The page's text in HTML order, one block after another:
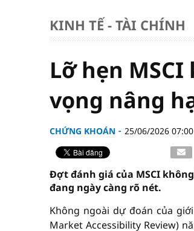
KINH TẾ - TÀI CHÍNH
Lỡ hẹn
vọng nâng
CHỨNG KHOÁN 25/06/2026 07:00
Đợt đánh giá của MSCI
đang ngày càng rõ nét.
Không ngoài dự đoán của
Market Accessibility Review)